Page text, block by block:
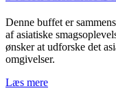
Denne buffet er
af asiatiske
ønsker at udforske det
omgivelser.
Læs mere